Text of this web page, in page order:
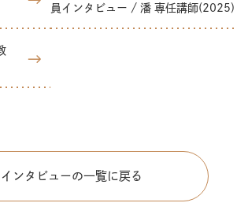
員インタビュー / 潘 専任講師(2025)
インタビューの一覧に戻る